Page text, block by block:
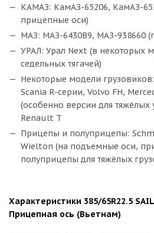
КАМАЗ: КамАЗ-65206, КамАЗ-
прицепные оси)
МАЗ: МАЗ-6430В9, МАЗ-938660
УРАЛ: Урал Next (в некоторых
седельных тягачей)
Некоторые модели грузовиков:
Scania R-серии, Volvo FH,
(особенно версии для тяжёлых
Renault T
Прицепы и полуприцепы:
Wielton (на подъемные оси,
полуприцепы для тяжёлых
Характеристики 385/65R22.5
Прицепная ось (Вьетнам)